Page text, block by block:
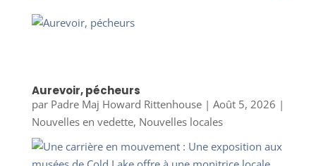
Aurevoir, pécheurs
par Padre Maj Howard Rittenhouse| Août 5, 2026 |
Nouvelles en vedette, Nouvelles locales